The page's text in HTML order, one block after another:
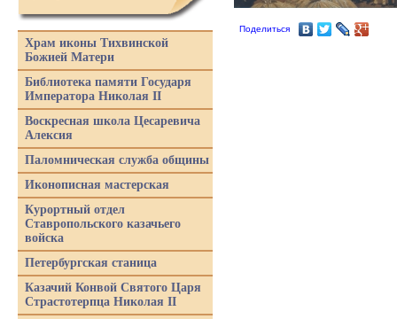
Поделиться
Храм иконы Тихвинской
Божией Матери
Библиотека памяти Государя
Императора Николая II
Воскресная школа Цесаревича
Алексия
Паломническая служба общины
Иконописная мастерская
Курортный отдел
Ставропольского казачьего
войска
Петербургская станица
Казачий Конвой Святого Царя
Страстотерпца Николая II